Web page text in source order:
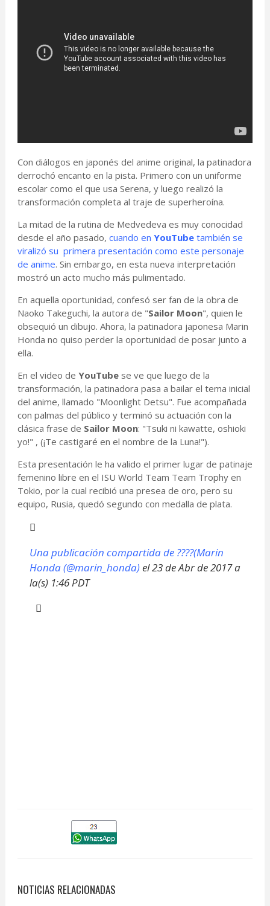
Con diálogos en japonés del anime original, la patinadora
derrochó encanto en la pista. Primero con un uniforme
escolar como el que usa Serena, y luego realizó la
transformación completa al traje de superheroína.
La mitad de la rutina de Medvedeva es muy conocidad
desde el año pasado, cuando en YouTubetambién se
viralizó su primera presentación como este personaje
de anime. Sin embargo, en esta nueva interpretación
mostró un acto mucho más pulimentado.
En aquella oportunidad, confesó ser fan de la obra de
Naoko Takeguchi, la autora de "Sailor Moon", quien le
obsequió un dibujo. Ahora, la patinadora japonesa Marin
Honda no quiso perder la oportunidad de posar junto a
ella.
En el video de YouTubese ve que luego de la
transformación, la patinadora pasa a bailar el tema inicial
del anime, llamado "Moonlight Detsu". Fue acompañada
con palmas del público y terminó su actuación con la
clásica frase de Sailor Moon: "Tsuki ni kawatte, oshioki
yo!" , (¡Te castigaré en el nombre de la Luna!").
Esta presentación le ha valido el primer lugar de patinaje
femenino libre en el ISU World Team Team Trophy en
Tokio, por la cual recibió una presea de oro, pero su
equipo, Rusia, quedó segundo con medalla de plata.
Una publicación compartida de ????(Marin
Honda (@marin_honda)el23 de Abr de 2017 a
la(s) 1:46 PDT
NOTICIAS RELACIONADAS